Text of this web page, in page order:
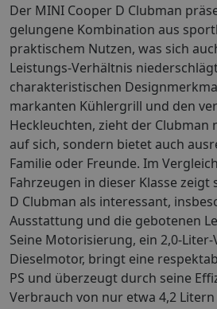
Der MINI Cooper D Clubman
gelungene Kombination aus
praktischem Nutzen, was sich
Leistungs-Verhältnis
charakteristischen
markanten Kühlergrill und den
Heckleuchten, zieht der Clubman
auf sich, sondern bietet auch
Familie oder Freunde. Im
Fahrzeugen in dieser Klasse
D Clubman als interessant,
Ausstattung und die gebotenen
Seine Motorisierung, ein 2,0-
Dieselmotor, bringt eine
PS und überzeugt durch seine
Verbrauch von nur etwa 4,2